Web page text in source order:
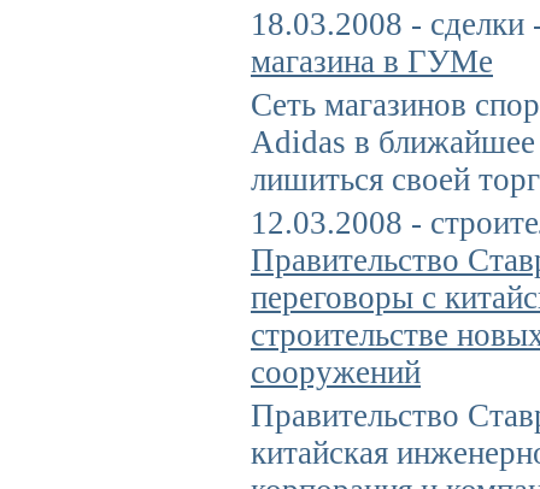
18.03.2008 - сделки
магазина в ГУМе
Сеть магазинов
Adidas в
лишиться своей
12.03.2008 -
Правительство
переговоры с
строительстве
сооружений
Правительство
китайская